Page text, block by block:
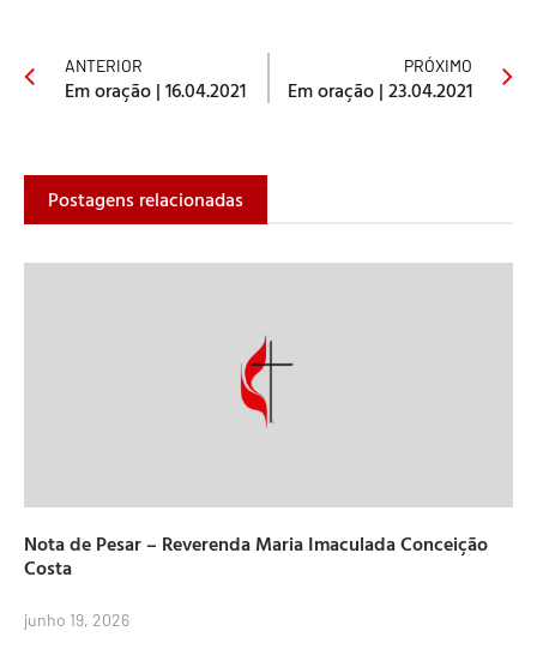
ANTERIOR
Em oração | 16.04.2021
PRÓXIMO
Em oração | 23.04.2021
Postagens relacionadas
Nota de Pesar – Reverenda Maria Imaculada Conceição
Costa
junho 19, 2026